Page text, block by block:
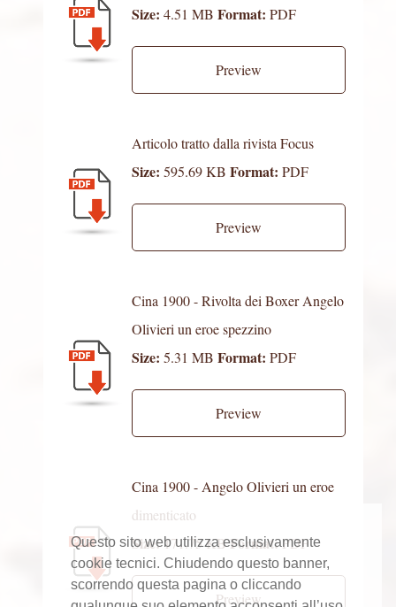
Questo sito web utilizza esclusivamente
cookie tecnici. Chiudendo questo banner,
scorrendo questa pagina o cliccando
Size: 4.51 MB Format: PDF
Preview
Articolo tratto dalla rivista Focus
Size: 595.69 KB Format: PDF
Preview
Cina 1900 - Rivolta dei Boxer Angelo
Olivieri un eroe spezzino
Size: 5.31 MB Format: PDF
Preview
Cina 1900 - Angelo Olivieri un eroe
dimenticato
Size:171.75 KBFormat:PDF
Preview